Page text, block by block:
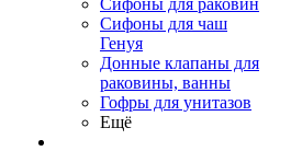
Сифоны для раковин
Сифоны для чаш
Генуя
Донные клапаны для
раковины, ванны
Гофры для унитазов
Ещё